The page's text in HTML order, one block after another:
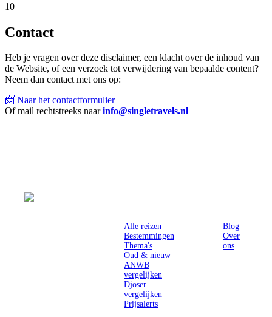
10
Contact
Heb je vragen over deze disclaimer, een klacht over de inhoud van
de Website, of een verzoek tot verwijdering van bepaalde content?
Neem dan contact met ons op:
📨 Naar het contactformulier
Of mail rechtstreeks naarinfo@singletravels.nl
Alle reizen
Bestemmingen
Thema's
Oud & nieuw
ANWB
vergelijken
Djoser
vergelijken
Prijsalerts
Blog
Over
ons